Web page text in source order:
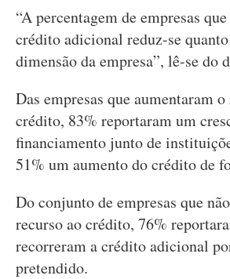
“A percentagem de empresas
crédito adicional reduz-se
dimensão da empresa”, lê-se do
Das empresas que aumentaram
crédito, 83% reportaram um
financiamento junto de
51% um aumento do crédito de
Do conjunto de empresas que
recurso ao crédito, 76%
recorreram a crédito adicional
pretendido.